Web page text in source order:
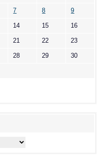
7 8 9
14 15 16
21 22 23
28 29 30